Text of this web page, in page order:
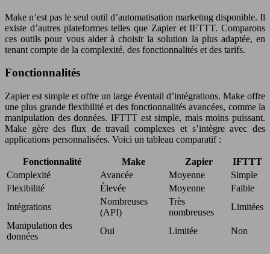
Make n’est pas le seul outil d’automatisation marketing disponible. Il
existe d’autres plateformes telles que Zapier et IFTTT. Comparons
ces outils pour vous aider à choisir la solution la plus adaptée, en
tenant compte de la complexité, des fonctionnalités et des tarifs.
Fonctionnalités
Zapier est simple et offre un large éventail d’intégrations. Make offre
une plus grande flexibilité et des fonctionnalités avancées, comme la
manipulation des données. IFTTT est simple, mais moins puissant.
Make gère des flux de travail complexes et s’intègre avec des
applications personnalisées. Voici un tableau comparatif :
Fonctionnalité Make Zapier
IFTTT
Complexité
Avancée Moyenne
Simple
Flexibilité
Élevée Moyenne
Faible
Intégrations
Nombreuses
(API)
Très
nombreuses
Limitées
Manipulation des
données
Oui Limitée Non